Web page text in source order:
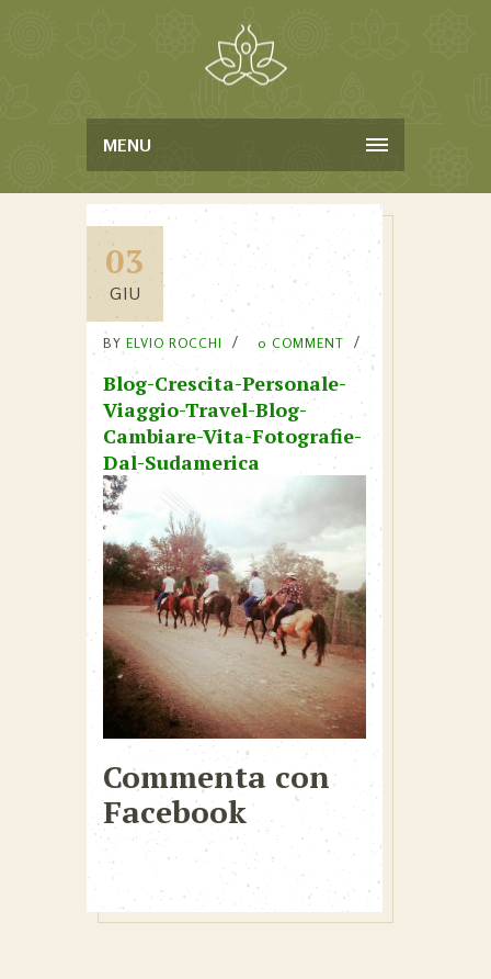
MENU
03
GIU
BY ELVIO ROCCHI 0 COMMENT
Blog-Crescita-Personale-
Viaggio-Travel-Blog-
Cambiare-Vita-Fotografie-
Dal-Sudamerica
Commenta con
Facebook